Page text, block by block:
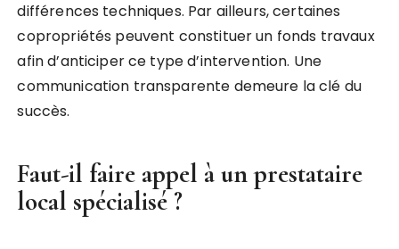
différences techniques. Par ailleurs, certaines
copropriétés peuvent constituer un fonds travaux
afin d’anticiper ce type d’intervention. Une
communication transparente demeure la clé du
succès.
Faut-il faire appel à un prestataire
local spécialisé ?